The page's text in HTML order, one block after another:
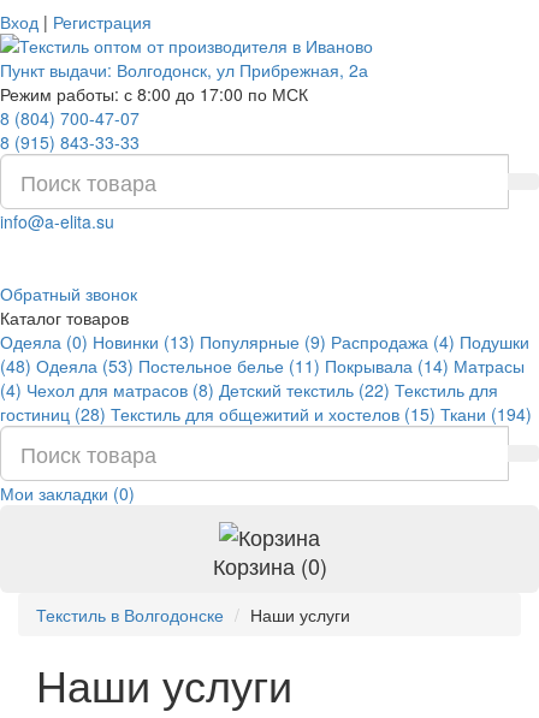
Вход | Регистрация
Пункт выдачи: Волгодонск, ул Прибрежная, 2а
Режим работы: с 8:00 до 17:00 по МСК
8 (804) 700-47-07
8 (915) 843-33-33
info@a-elita.su
Обратный звонок
Каталог товаров
Одеяла (0) Новинки (13) Популярные (9) Распродажа (4) Подушки
(48) Одеяла (53) Постельное белье (11) Покрывала (14) Матрасы
(4) Чехол для матрасов (8) Детский текстиль (22) Текстиль для
гостиниц (28) Текстиль для общежитий и хостелов (15) Ткани (194)
Мои закладки (0)
Корзина (0)
Текстиль в Волгодонске Наши услуги
Наши услуги